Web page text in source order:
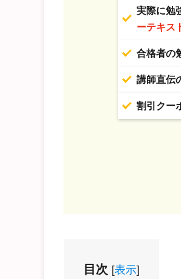
実際に勉
ーテキス
合格者の
講師直伝
割引クー
目次 [表示]